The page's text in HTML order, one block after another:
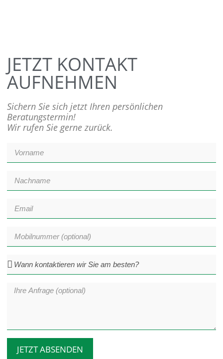
JETZT KONTAKT
AUFNEHMEN
Sichern Sie sich jetzt Ihren persönlichen
Beratungstermin!
Wir rufen Sie gerne zurück.
JETZT ABSENDEN